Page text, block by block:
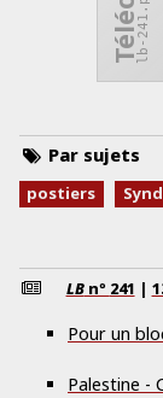
lb-241.pdf
Par sujets
postiers
LBnº 241 |
Pour un
Palestine -